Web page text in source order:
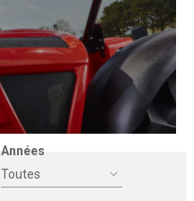
Années
Toutes